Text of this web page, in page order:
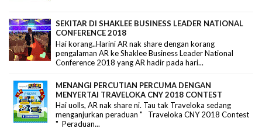
SEKITAR DI SHAKLEE BUSINESS LEADER NATIONAL
CONFERENCE 2018
Hai korang..Harini AR nak share dengan korang
pengalaman AR ke Shaklee Business Leader National
Conference 2018 yang AR hadir pada hari...
MENANGI PERCUTIAN PERCUMA DENGAN
MENYERTAI TRAVELOKA CNY 2018 CONTEST
Hai uolls, AR nak share ni. Tau tak Traveloka sedang
menganjurkan peraduan " Traveloka CNY 2018 Contest
" Peraduan...